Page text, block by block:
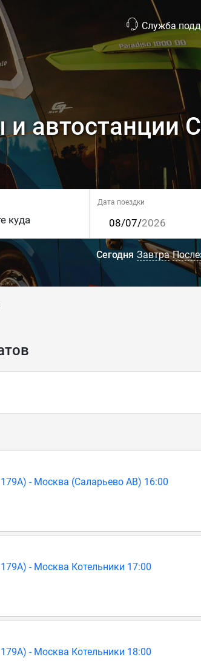
Служба
автостанции
Дата поездки
Сегодня Завтра
- Москва (Саларьево АВ) 16:00
- Москва Котельники 17:00
- Москва Котельники 18:00